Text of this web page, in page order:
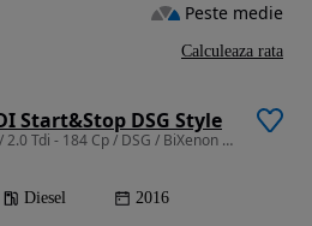
Start&Stop DSG Style
1968 cm3 • 184 CP • 7 Locuri / 2.0 Tdi - 184 Cp / DSG / BiXenon + Led / Panoramic
Diesel 2016
Peste medie
Calculeaza rata